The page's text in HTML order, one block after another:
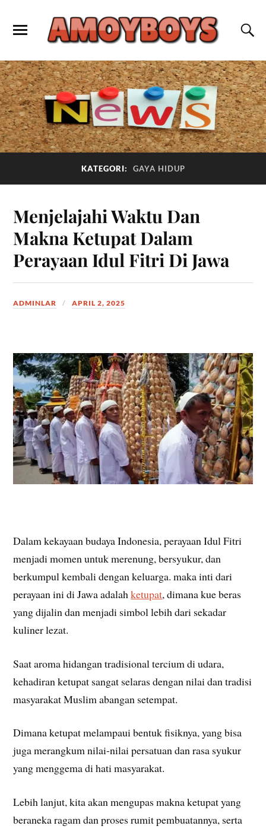
KATEGORI: GAYA HIDUP
Menjelajahi Waktu Dan
Makna Ketupat Dalam
Perayaan Idul Fitri Di Jawa
ADMINLAR APRIL 2, 2025
Dalam kekayaan budaya Indonesia, perayaan Idul Fitri
menjadi momen untuk merenung, bersyukur, dan
berkumpul kembali dengan keluarga. maka inti dari
perayaan ini di Jawa adalahketupat, dimana kue beras
yang dijalin dan menjadi simbol lebih dari sekadar
kuliner lezat.
Saat aroma hidangan tradisional tercium di udara,
kehadiran ketupat sangat selaras dengan nilai dan tradisi
masyarakat Muslim abangan setempat.
Dimana ketupat melampaui bentuk fisiknya, yang bisa
juga merangkum nilai-nilai persatuan dan rasa syukur
yang menggema di hati masyarakat.
Lebih lanjut, kita akan mengupas makna ketupat yang
beraneka ragam dan proses rumit pembuatannya, serta